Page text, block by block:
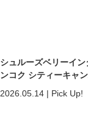
シュルーズベリーイ
ンコク シティーキャ
2026.05.14 | Pick Up!